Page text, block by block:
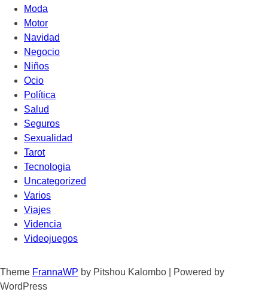
Moda
Motor
Navidad
Negocio
Niños
Ocio
Política
Salud
Seguros
Sexualidad
Tarot
Tecnologia
Uncategorized
Varios
Viajes
Videncia
Videojuegos
Theme FrannaWP by Pitshou Kalombo
Powered by
WordPress